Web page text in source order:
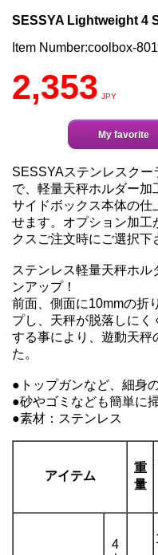
SESSYA Lightweight 4
Item Number:coolbox-801
2,353 JPY
My favorite
SESSYAステンレスク
で、軽量天秤ホルダー加
サイドボックス本体の仕
せます。オプション加工
クスご注文時にご選択下
ステンレス軽量天秤ホル
ンアップ！
前面、側面に10mmの折
プし、天秤が脱落しにく
する事により、遊動天秤
た。
●トップガンなど、細身
●砂やゴミなども簡単に
●素材：ステンレス
アイテム
重
量
4